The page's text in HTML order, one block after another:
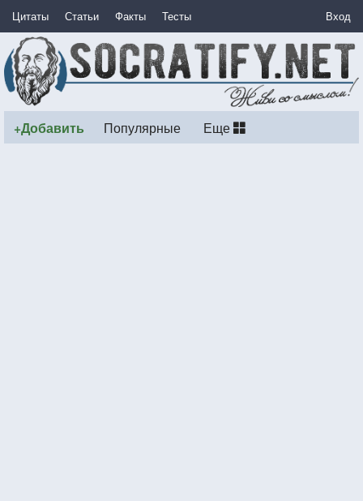
Цитаты Статьи Факты Тесты Вход
+Добавить Популярные Еще